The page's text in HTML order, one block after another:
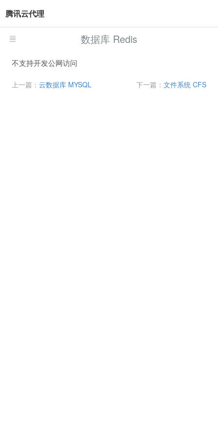
腾讯云代理
数据库 Redis
不支持开发公网访问
上一篇： 云数据库 MYSQL 下一篇： 文件系统 CFS